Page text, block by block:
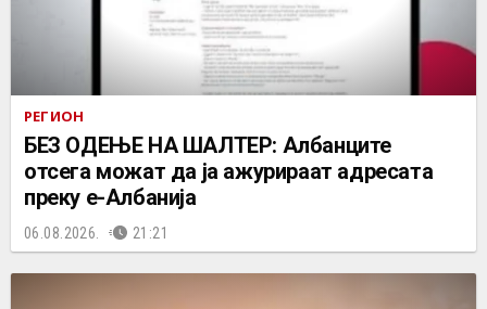
РЕГИОН
БЕЗ ОДЕЊЕ НА ШАЛТЕР: Албанците
отсега можат да ја ажурираат адресата
преку е-Албанија
06.08.2026. 21:21